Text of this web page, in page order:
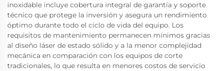
inoxidable incluye cobertura integral de garantía y soporte
técnico que protege la inversión y asegura un rendimiento
óptimo durante todo el ciclo de vida del equipo. Los
requisitos de mantenimiento permanecen mínimos gracias
al diseño láser de estado sólido y a la menor complejidad
mecánica en comparación con los equipos de corte
tradicionales, lo que resulta en menores costos de servicio